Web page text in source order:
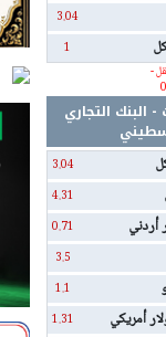
3.04
1
-
- البنك التجاري
3.04
4.31
أردني 0.71
3.5
1.1
أمريكي 1.31